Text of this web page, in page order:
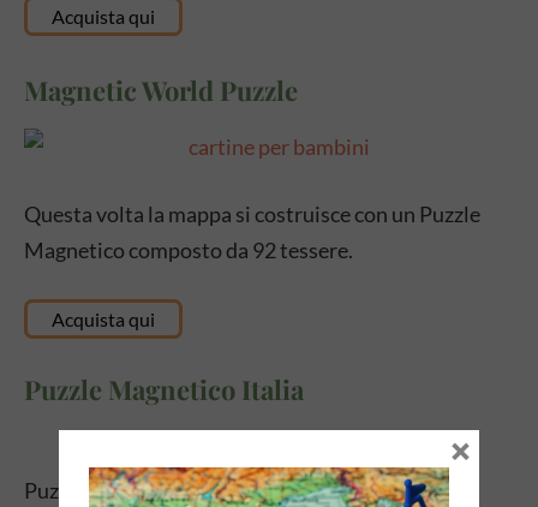
Acquista qui
Magnetic World Puzzle
Questa volta la mappa si costruisce con un Puzzle
Magnetico composto da 92 tessere.
Acquista qui
Puzzle Magnetico Italia
Puzzle magnetico dell’ Itala formato da 20 pezzi
×